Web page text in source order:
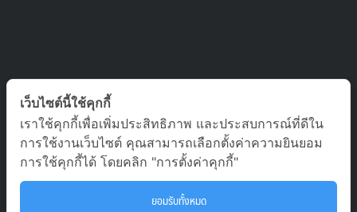
ติดต่อเรา
บริษัท ออล อเบ้าท์ เจอร์นีย์ จำกัด เลขที่ 5/1800 หมู่บ้านประชาชื่น
ซอย สามัคคี 63 ตำบล บางตลาด อำเภอ ปากเกร็ด นนทบุรี 11120
02-980-0203, 081-929-9293
เว็บไซต์นี้ใช้คุกกี้
เราใช้คุกกี้เพื่อเพิ่มประสิทธิภาพ และประสบการณ์ที่ดีใน
การใช้งานเว็บไซต์ คุณสามารถเลือกตั้งค่าความยินยอม
การใช้คุกกี้ได้ โดยคลิก "การตั้งค่าคุกกี้"
ยอมรับทั้งหมด